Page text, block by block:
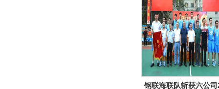
钢联海联队斩获六公司